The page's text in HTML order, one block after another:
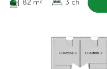
82 m 3 ch